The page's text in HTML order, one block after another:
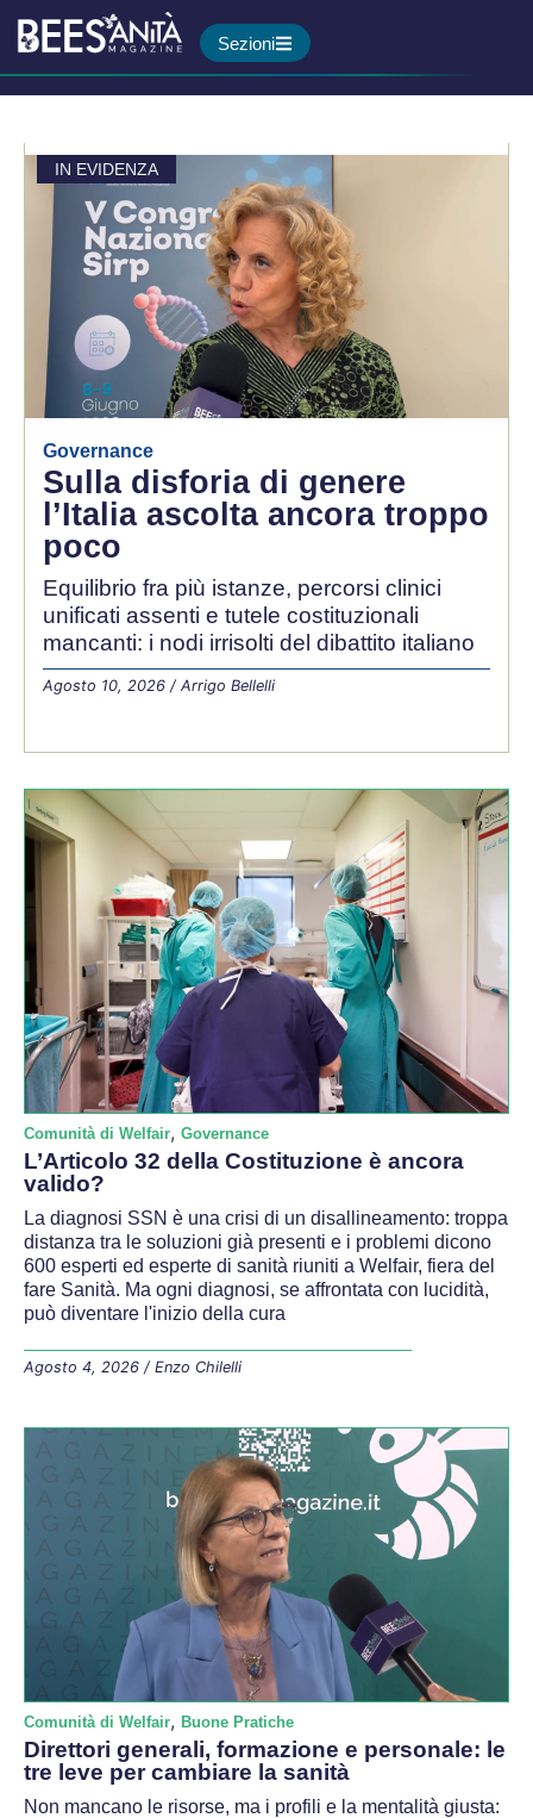
Sezioni
Comunità di Welfair, Governance
L’Articolo 32 della Costituzione è ancora
valido?
La diagnosi SSN è una crisi di un disallineamento: troppa
distanza tra le soluzioni già presenti e i problemi dicono
600 esperti ed esperte di sanità riuniti a Welfair, fiera del
fare Sanità. Ma ogni diagnosi, se affrontata con lucidità,
può diventare l'inizio della cura
Agosto 4, 2026 / Enzo Chilelli
IN EVIDENZA
Governance
Sulla disforia di genere
l’Italia ascolta ancora troppo
poco
Equilibrio fra più istanze, percorsi clinici
unificati assenti e tutele costituzionali
mancanti: i nodi irrisolti del dibattito italiano
Agosto 10, 2026 / Arrigo Bellelli
Comunità di Welfair, Buone Pratiche
Direttori generali, formazione e personale: le
tre leve per cambiare la sanità
Non mancano le risorse, ma i profili e la mentalità giusta: